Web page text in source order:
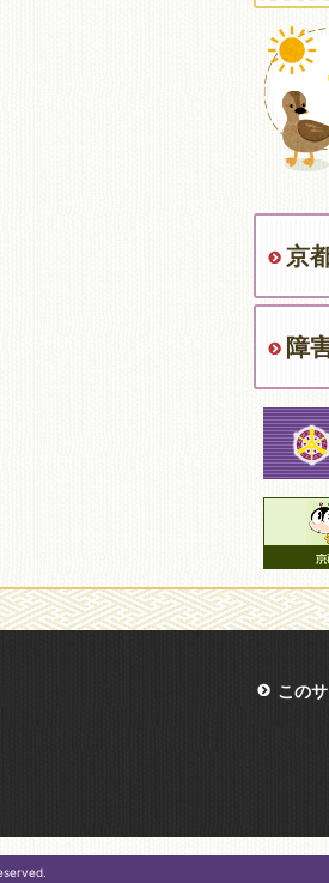
京
障
この